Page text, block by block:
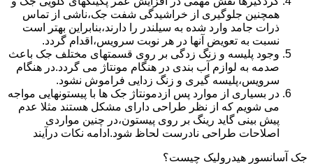
همچنین جلوگیری از خراشیدگی شفت جک،ناشی از تماس
ذرات جامد وارد شده به سیلندر را دارند،بنابراین بهتر است
نسبت به تعویض آنها در هر نوبت سرویس،اقدام گردد.
وجود پلیسه و زنگ زدگی بر روی قسمتهای مختلف جک باعث
صدمه به لوازم آب بندی در هنگام مونتاژ می گردد.در هنگام
سرویس،پلیسه گیری و زنگ زدایی فراموش نشود.
در بسیاری از موارد پس ازدمونتاژ جک ها با پیستونهایی مواجه
می شویم که از نظر طراحی دارای مشکل هستند مثلا عدم
پیش بینی گاید رینگ بر روی پیستون،در چنین مواردی
اصلاحات طراحی نادرست لحاظ شود.ادامه نکات درآیند
جک آسانسور هیدرولیک چیست؟